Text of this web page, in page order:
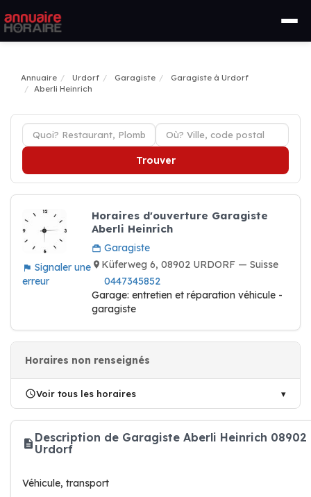
Annuaire Urdorf Garagiste
Garagiste à Urdorf
Aberli Heinrich
Trouver
Signaler une
erreur
Horaires d'ouverture Garagiste
Aberli Heinrich
Garagiste
Küferweg 6, 08902 URDORF — Suisse
0447345852
Garage: entretien et réparation véhicule -
garagiste
Horaires non renseignés
Voir tous les horaires
Description de Garagiste Aberli Heinrich 08902
Urdorf
Véhicule, transport